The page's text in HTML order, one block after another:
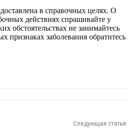
в справочных целях. О
действиях спрашивайте у
обстоятельствах не занимайтесь
признаках заболевания обратитесь
Следующая статья